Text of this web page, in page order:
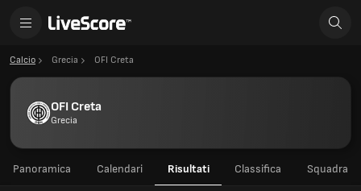
Calcio Grecia OFI Creta
OFI Creta
Grecia
Panoramica Calendari Risultati Classifica Squadra